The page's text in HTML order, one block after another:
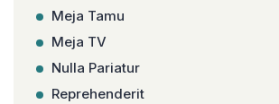
Meja Tamu
Meja TV
Nulla Pariatur
Reprehenderit